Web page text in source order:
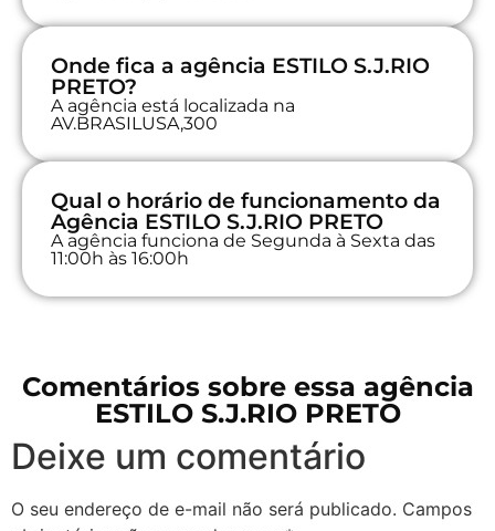
Onde fica a agência ESTILO S.J.RIO
PRETO?
A agência está localizada na
AV.BRASILUSA,300
Qual o horário de funcionamento da
Agência ESTILO S.J.RIO PRETO
A agência funciona de Segunda à Sexta das
11:00h às 16:00h
Comentários sobre essa agência
ESTILO S.J.RIO PRETO
Deixe um comentário
O seu endereço de e-mail não será publicado. Campos